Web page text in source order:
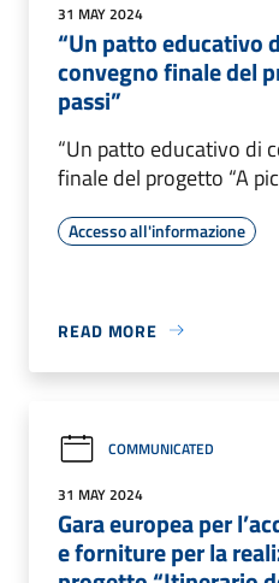
31 MAY 2024
“Un patto educativo
convegno finale del
passi”
“Un patto educativo di
finale del progetto “A
Accesso all'informazione
READ MORE
COMMUNICATED
31 MAY 2024
Gara europea per
e forniture per la